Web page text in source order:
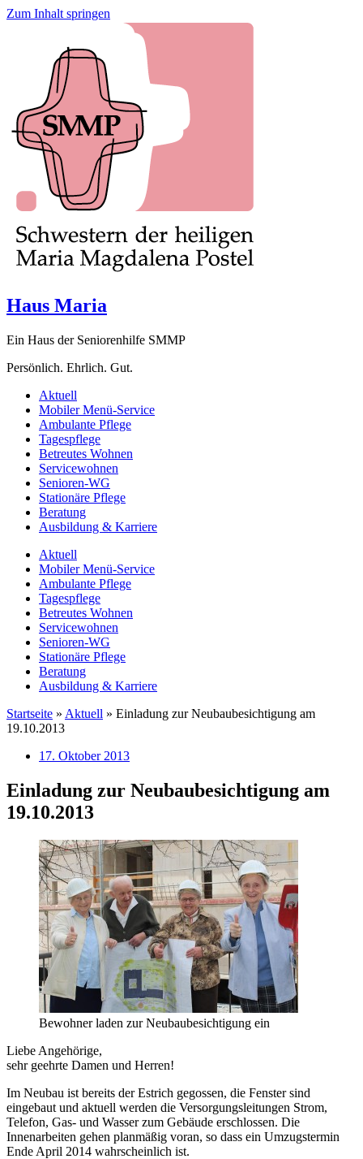
Zum Inhalt springen
Haus Maria
Ein Haus der Seniorenhilfe SMMP
Persönlich. Ehrlich. Gut.
Aktuell
Mobiler Menü-Service
Ambulante Pflege
Tagespflege
Betreutes Wohnen
Servicewohnen
Senioren-WG
Stationäre Pflege
Beratung
Ausbildung & Karriere
Aktuell
Mobiler Menü-Service
Ambulante Pflege
Tagespflege
Betreutes Wohnen
Servicewohnen
Senioren-WG
Stationäre Pflege
Beratung
Ausbildung & Karriere
Startseite » Aktuell » Einladung zur Neubaubesichtigung am
19.10.2013
17. Oktober 2013
Einladung zur Neubaubesichtigung am
19.10.2013
Bewohner laden zur Neubaubesichtigung ein
Liebe Angehörige,
sehr geehrte Damen und Herren!
Im Neubau ist bereits der Estrich gegossen, die Fenster sind
eingebaut und aktuell werden die Versorgungsleitungen Strom,
Telefon, Gas- und Wasser zum Gebäude erschlossen. Die
Innenarbeiten gehen planmäßig voran, so dass ein Umzugstermin
Ende April 2014 wahrscheinlich ist.